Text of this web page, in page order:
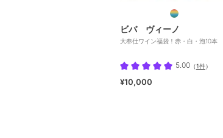
ビバ ヴィーノ
大奉仕ワイン福袋！赤・白・泡10本
5.00 （1件）
¥10,000